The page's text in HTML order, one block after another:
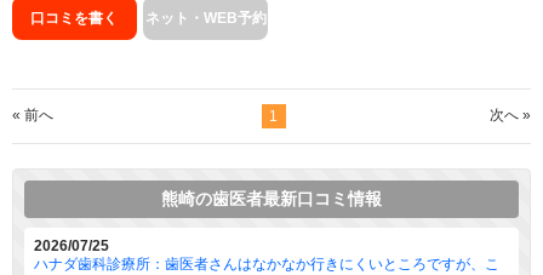
口コミを書く ネット・WEB予約
« 前へ 1 次へ »
熊崎の歯医者最新口コミ情報
2026/07/25
ハナダ歯科診療所：歯医者さんはなかなか行きにくいところですが、こ